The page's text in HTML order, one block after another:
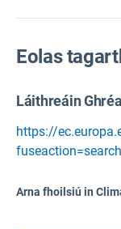
Eolas
Láithreáin
https://
Arna fhoilsiú in